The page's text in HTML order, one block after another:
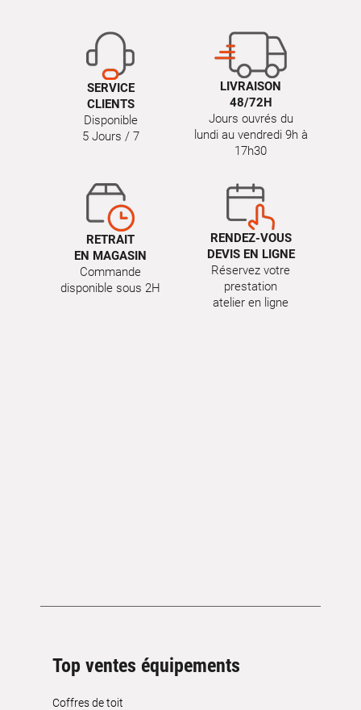
SERVICE
CLIENTS
Disponible
5 Jours / 7
LIVRAISON
48/72H
Jours ouvrés du
lundi au vendredi 9h à
17h30
RETRAIT
EN MAGASIN
Commande
disponible sous 2H
RENDEZ-VOUS
DEVIS EN LIGNE
Réservez votre
prestation
atelier en ligne
Top ventes équipements
Coffres de toit